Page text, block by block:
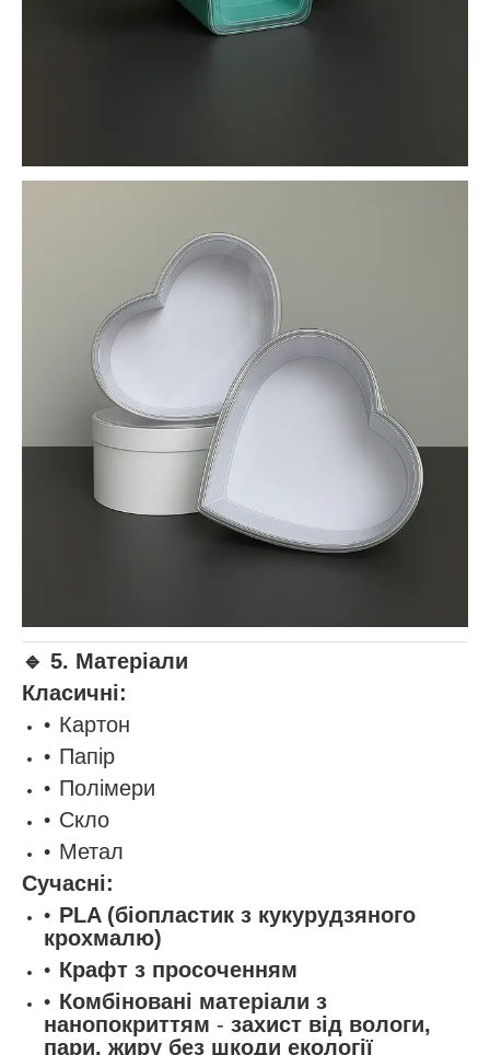
🔹 5. Матеріали
Класичні:
Картон
Папір
Полімери
Скло
Метал
Сучасні:
PLA (біопластик з кукурудзяного
крохмалю)
Крафт з просоченням
Комбіновані матеріали з
нанопокриттям - захист від вологи,
пари, жиру без шкоди екології